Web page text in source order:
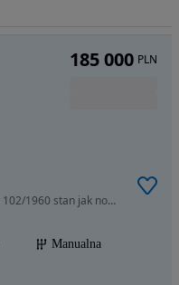
3387 cm3 • 303 KM • RS60 Spyder unikat 102/1960 stan jak nowy cały w PPF 1 właściciel w PL
Manualna
185 000 PLN